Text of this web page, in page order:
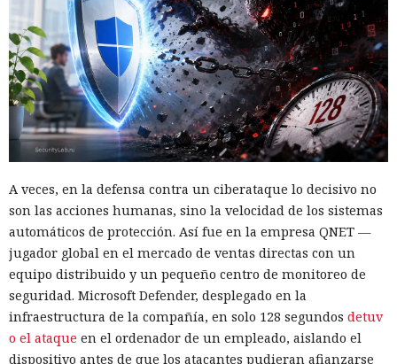
A veces, en la defensa contra un ciberataque lo decisivo no
son las acciones humanas, sino la velocidad de los sistemas
automáticos de protección. Así fue en la empresa QNET —
jugador global en el mercado de ventas directas con un
equipo distribuido y un pequeño centro de monitoreo de
seguridad. Microsoft Defender, desplegado en la
infraestructura de la compañía, en solo 128 segundos detuv
o el ataque en el ordenador de un empleado, aislando el
dispositivo antes de que los atacantes pudieran afianzarse